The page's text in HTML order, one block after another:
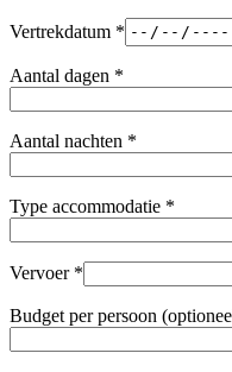
Vertrekdatum *
Aantal dagen *
Aantal nachten *
Type accommodatie *
Vervoer *
Budget per persoon